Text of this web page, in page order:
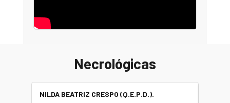
Necrológicas
NILDA BEATRIZ CRESPO (Q.E.P.D.).